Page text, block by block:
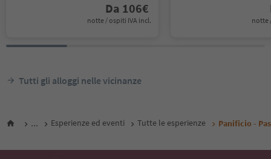
Da 106€
notte / ospiti IVA incl. notte
Tutti gli alloggi nelle vicinanze
... Esperienze ed eventi Tutte le esperienze Panificio -